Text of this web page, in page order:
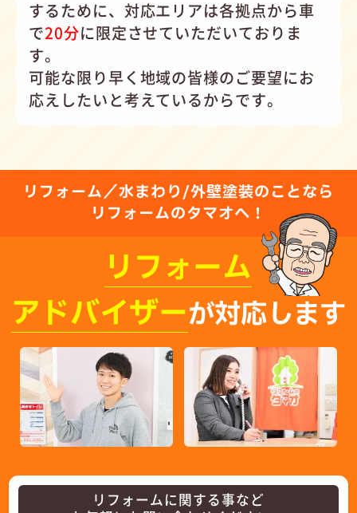
するために、対応エリアは各拠点から車
で20分に限定させていただいておりま
す。
可能な限り早く地域の皆様のご要望にお
応えしたいと考えているからです。
リフォーム／水まわり/外壁塗装のことなら
リフォームのタマオへ！
リフォーム
アドバイザーが対応します
リフォームに関する事など